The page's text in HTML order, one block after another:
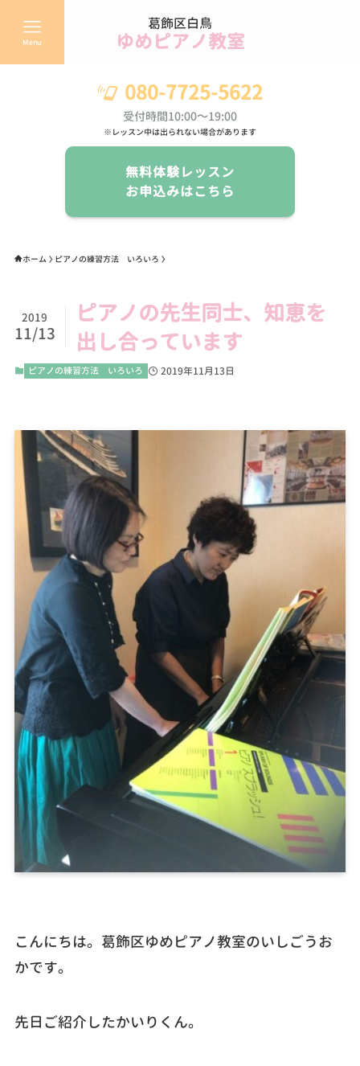
葛飾区白鳥
ゆめピアノ教室
Menu
080-7725-5622
受付時間10:00～19:00
※レッスン中は出られない場合があります
無料体験レッスン
お申込みはこちら
ホーム ピアノの練習方法 いろいろ
ピアノの先生同士、知恵を
出し合っています
2019
11/13
ピアノの練習方法 いろいろ 2019年11月13日
こんにちは。葛飾区ゆめピアノ教室のいしごうお
かです。
先日ご紹介したかいりくん。